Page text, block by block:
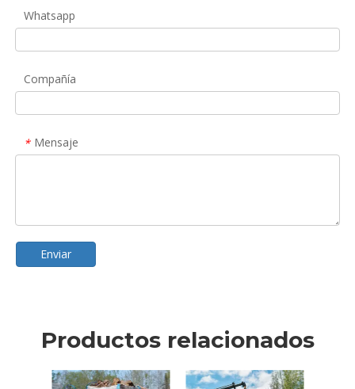
Whatsapp
Compañía
* Mensaje
Enviar
Productos relacionados